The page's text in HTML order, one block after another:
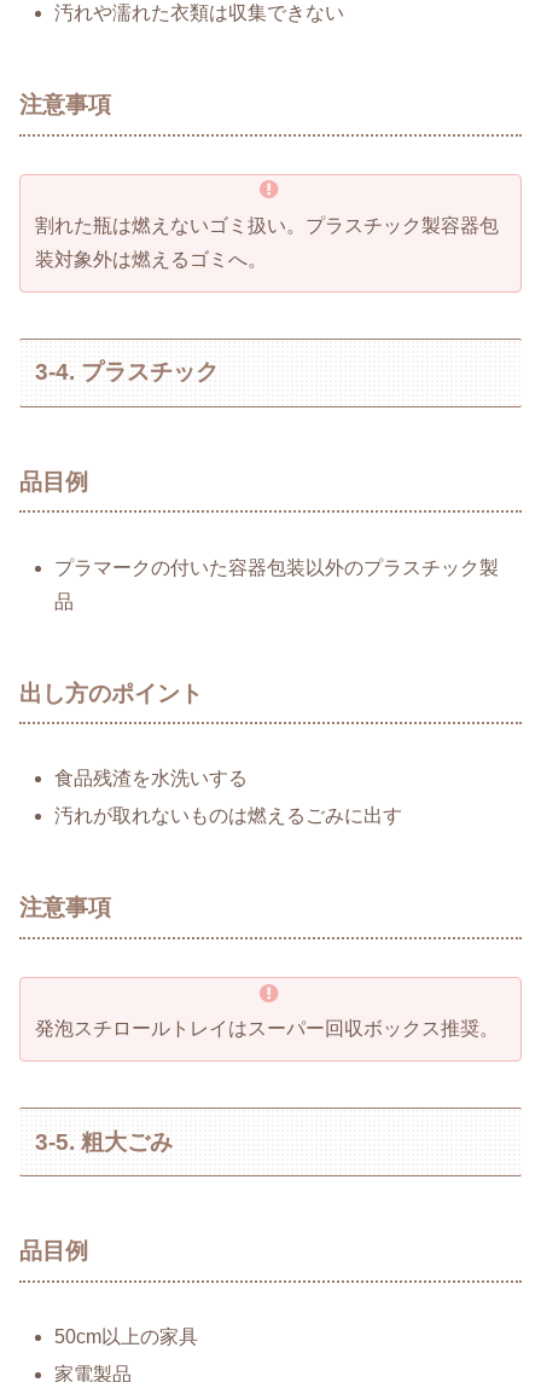
汚れや濡れた衣類は収集できない
注意事項
割れた瓶は燃えないゴミ扱い。プラスチック製容器包
装対象外は燃えるゴミへ。
3-4. プラスチック
品目例
プラマークの付いた容器包装以外のプラスチック製
品
出し方のポイント
食品残渣を水洗いする
汚れが取れないものは燃えるごみに出す
注意事項
発泡スチロールトレイはスーパー回収ボックス推奨。
3-5. 粗大ごみ
品目例
50cm以上の家具
家電製品